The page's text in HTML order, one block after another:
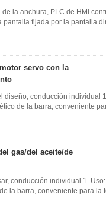
la anchura, PLC de HMI
pantalla fijada por la pantalla
servo con la
diseño, conducción individual
de la barra, conveniente
gas/del aceite/de
conducción individual 1.
la barra, conveniente para la